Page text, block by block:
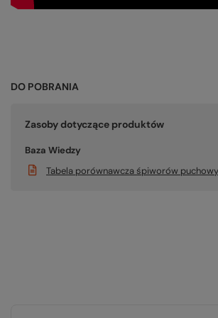
DO POBRANIA
Zasoby dotyczące produktów
Baza Wiedzy
Tabela porównawcza śpiworów